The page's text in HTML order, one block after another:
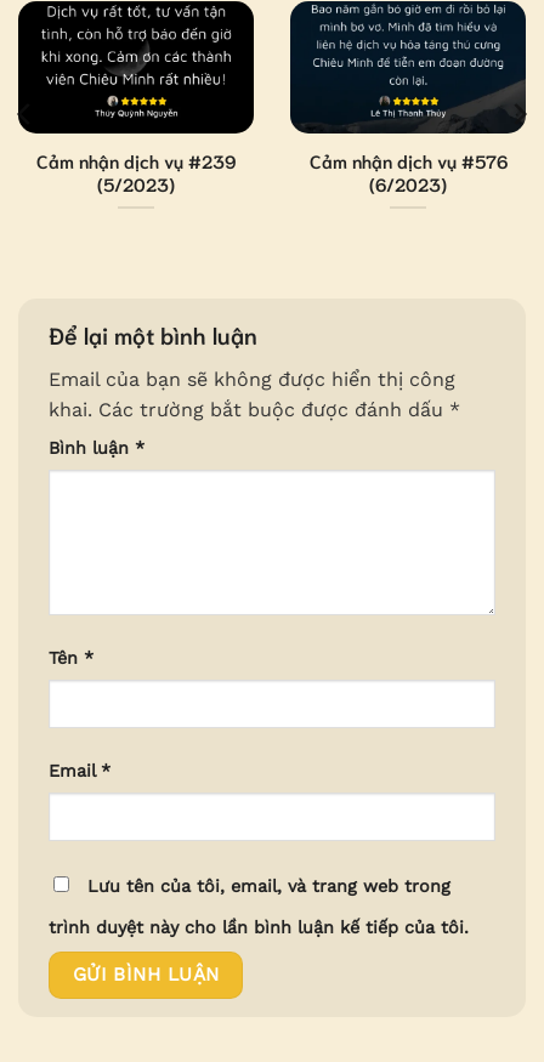
Cảm nhận dịch vụ #239
(5/2023)
Cảm nhận dịch vụ #576
(6/2023)
Để lại một bình luận
Email của bạn sẽ không được hiển thị công
khai. Các trường bắt buộc được đánh dấu *
Bình luận *
Tên *
Email*
Lưu tên của tôi, email, và trang web trong
trình duyệt này cho lần bình luận kế tiếp của tôi.